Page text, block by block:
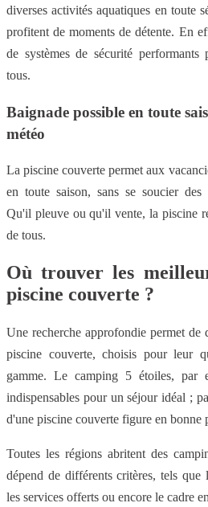
diverses activités aquatiques en toute
profitent de moments de détente. En
de systèmes de sécurité
tous.
Baignade possible en toute
météo
La piscine couverte permet aux
en toute saison, sans se soucier des
Qu'il pleuve ou qu'il vente, la piscine
de tous.
Où trouver les
piscine couverte ?
Une recherche approfondie permet de
piscine couverte, choisis pour leur
gamme. Le camping 5 étoiles, par
indispensables pour un séjour idéal ;
d'une piscine couverte figure en bonne
Toutes les régions abritent des
dépend de différents critères, tels que
les services offerts ou encore le cadre